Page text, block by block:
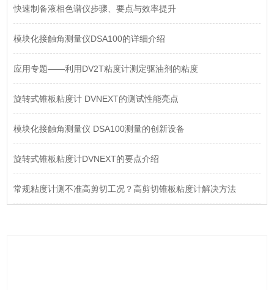
快速制备液相色谱仪步骤、要点与效率提升
模块化接触角测量仪DSA100的详细介绍
应用专题——利用DV2T粘度计测定驱油剂的粘度
旋转式锥板粘度计 DVNEXT的测试性能亮点
模块化接触角测量仪 DSA100测量的创新设备
旋转式锥板粘度计DVNEXT的要点介绍
常规粘度计测不准高剪切工况？高剪切锥板粘度计解决方法